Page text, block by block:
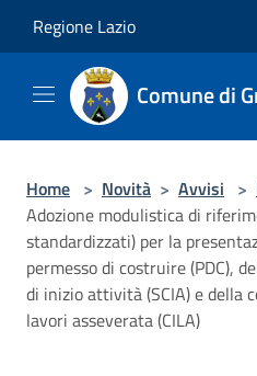
Regione Lazio
Comune di
Home > Novità > Avvisi >
Adozione modulistica di
standardizzati) per la
permesso di costruire (PDC),
di inizio attività (SCIA) e della
lavori asseverata (CILA)